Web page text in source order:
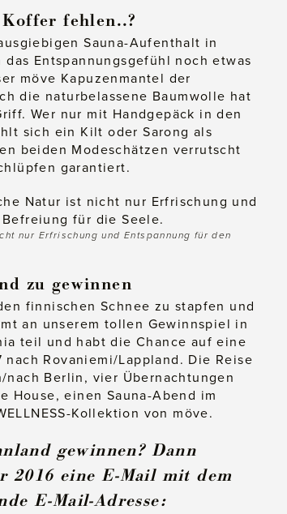
fehlen..?
Sauna-Aufenthalt in
Entspannungsgefühl noch etwas
möve Kapuzenmantel der
die naturbelassene Baumwolle hat
Wer nur mit Handgepäck in den
sich ein Kilt oder Sarong als
beiden Modeschätzen verrutscht
garantiert.
nur Erfrischung und Entspannung für den
zu gewinnen
finnischen Schnee zu stapfen und
an unserem tollen Gewinnspiel in
teil und habt die Chance auf eine
Rovaniemi/Lappland. Die Reise
Berlin, vier Übernachtungen
House, einen Sauna-Abend im
Kollektion von möve.
gewinnen? Dann
2016 eine E-Mail mit dem
E-Mail-Adresse: